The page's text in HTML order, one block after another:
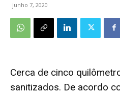
junho 7, 2020
Cerca de cinco
sanitizados. De acordo